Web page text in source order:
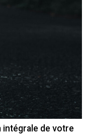
de votre